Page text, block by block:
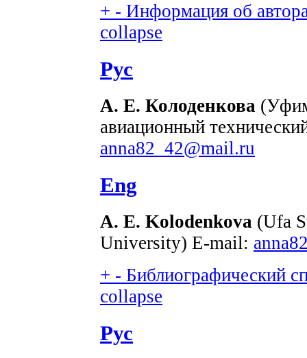
+ - Информация об
collapse
Рус
А. Е. Колоденкова
авиационный
anna82_42@mail.ru
Eng
A. E. Kolodenkova (Ufa
University) E-mail:
+ - Библиографический
collapse
Рус